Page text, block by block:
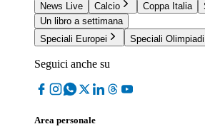
News Live
Calcio Coppa Italia
Un libro a settimana
Speciali Europei
Speciali Olimpiadi
Seguici anche su
Area personale